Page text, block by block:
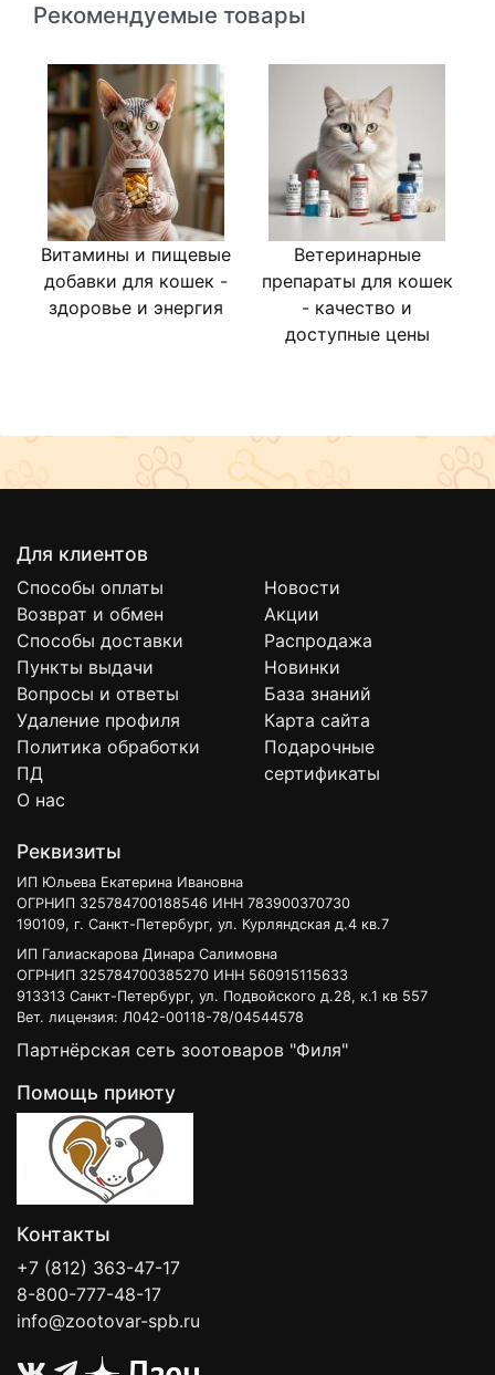
Рекомендуемые товары
Витамины и пищевые
добавки для кошек -
здоровье и энергия
Ветеринарные
препараты для кошек
- качество и
доступные цены
Для клиентов
Способы оплаты
Возврат и обмен
Способы доставки
Пункты выдачи
Вопросы и ответы
Удаление профиля
Политика обработки
ПД
О нас
Новости
Акции
Распродажа
Новинки
База знаний
Карта сайта
Подарочные
сертификаты
Реквизиты
ИП Юльева Екатерина Ивановна
ОГРНИП 325784700188546 ИНН 783900370730
190109, г. Санкт-Петербург, ул. Курляндская д.4 кв.7
ИП Галиаскарова Динара Салимовна
ОГРНИП 325784700385270 ИНН 560915115633
913313 Санкт-Петербург, ул. Подвойского д.28, к.1 кв 557
Вет. лицензия: Л042-00118-78/04544578
Партнёрская сеть зоотоваров "Филя"
Помощь приюту
Контакты
+7 (812) 363-47-17
8-800-777-48-17
info@zootovar-spb.ru